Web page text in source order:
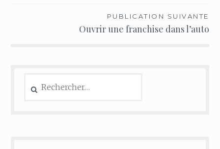
PUBLICATION SUIVANTE
Ouvrir une franchise dans l’auto